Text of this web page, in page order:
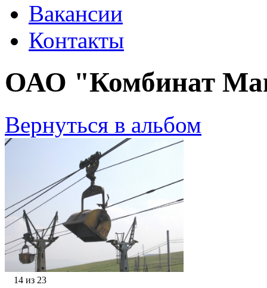
Вакансии
Контакты
ОАО "Комбинат
Вернуться в альбом
14 из 23